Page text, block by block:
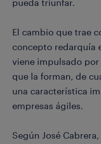
pueda triunfar.
El cambio que trae
concepto redarquía
viene impulsado
que la forman, de
una característica
empresas ágiles.
Según José